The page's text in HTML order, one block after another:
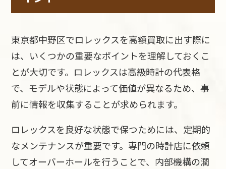
東京都中野区でロレックスを高額買取に出す際に
は、いくつかの重要なポイントを理解しておくこ
とが大切です。ロレックスは高級時計の代表格
で、モデルや状態によって価値が異なるため、事
前に情報を収集することが求められます。
ロレックスを良好な状態で保つためには、定期的
なメンテナンスが重要です。専門の時計店に依頼
してオーバーホールを行うことで、内部機構の潤